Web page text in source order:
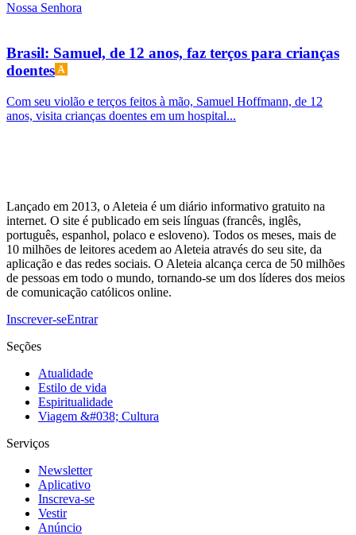
Nossa Senhora
Brasil: Samuel, de 12 anos, faz terços para crianças
doentes
Com seu violão e terços feitos à mão, Samuel Hoffmann, de 12
anos, visita crianças doentes em um hospital...
Lançado em 2013, o Aleteia é um diário informativo gratuito na
internet. O site é publicado em seis línguas (francês, inglês,
português, espanhol, polaco e esloveno). Todos os meses, mais de
10 milhões de leitores acedem ao Aleteia através do seu site, da
aplicação e das redes sociais. O Aleteia alcança cerca de 50 milhões
de pessoas em todo o mundo, tornando-se um dos líderes dos meios
de comunicação católicos online.
Inscrever-seEntrar
Seções
Atualidade
Estilo de vida
Espiritualidade
Viagem &#038; Cultura
Serviços
Newsletter
Aplicativo
Inscreva-se
Vestir
Anúncio